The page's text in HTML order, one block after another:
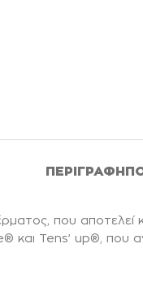
ΠΕΡΙΓΡΑΦΉ
που
και Tens’ up®, που